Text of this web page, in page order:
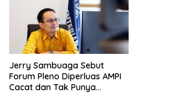
Jerry Sambuaga Sebut
Forum Pleno Diperluas AMPI
Cacat dan Tak Punya